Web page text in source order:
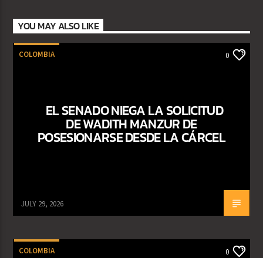
YOU MAY ALSO LIKE
COLOMBIA 0
EL SENADO NIEGA LA SOLICITUD
DE WADITH MANZUR DE
POSESIONARSE DESDE LA CÁRCEL
JULY 29, 2026
COLOMBIA 0